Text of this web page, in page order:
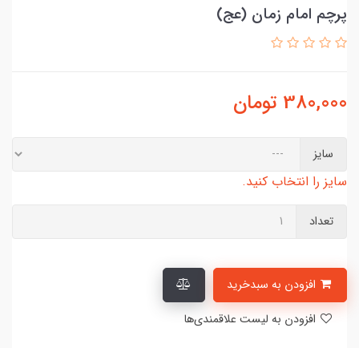
پرچم امام زمان (عج)
380,000 تومان
سایز
سایز را انتخاب کنید.
تعداد